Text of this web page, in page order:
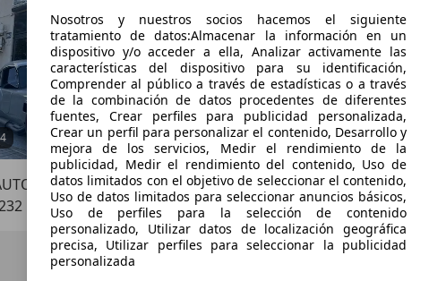
€ 175.000 Sin
01/1967 3.500 km
IMPORT..
LAS ROZAS
Nosotros y nuestros socios hacemos el siguiente
tratamiento de datos:Almacenar la información en un
dispositivo y/o acceder a ella, Analizar activamente las
características del dispositivo para su identificación,
Comprender al público a través de estadísticas o a través
de la combinación de datos procedentes de diferentes
fuentes, Crear perfiles para publicidad personalizada,
Crear un perfil para personalizar el contenido, Desarrollo y
mejora de los servicios, Medir el rendimiento de la
publicidad, Medir el rendimiento del contenido, Uso de
datos limitados con el objetivo de seleccionar el contenido,
Uso de datos limitados para seleccionar anuncios básicos,
Uso de perfiles para la selección de contenido
personalizado, Utilizar datos de localización geográfica
precisa, Utilizar perfiles para seleccionar la publicidad
personalizada